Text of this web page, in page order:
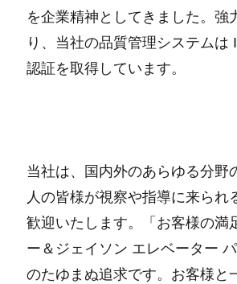
を企業精神としてきました。強
り、当社の品質管理システムは
認証を取得しています。
当社は、国内外のあらゆる分野
人の皆様が視察や指導に来られ
歓迎いたします。「お客様の満
ー＆ジェイソン エレベーター
のたゆまぬ追求です。お客様と